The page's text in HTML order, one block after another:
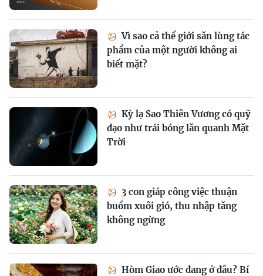
Vì sao cả thế giới săn lùng tác
phẩm của một người không ai
biết mặt?
Kỳ lạ Sao Thiên Vương có quỹ
đạo như trái bóng lăn quanh Mặt
Trời
3 con giáp công việc thuận
buồm xuôi gió, thu nhập tăng
không ngừng
Hòm Giao ước đang ở đâu? Bí